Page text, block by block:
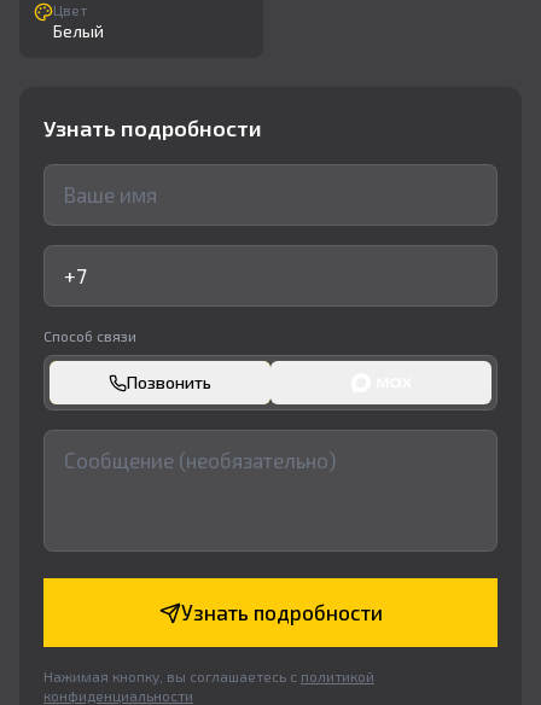
Цвет
Белый
Узнать подробности
Способ связи
Позвонить
Узнать подробности
Нажимая кнопку, вы соглашаетесь с политикой
конфиденциальности